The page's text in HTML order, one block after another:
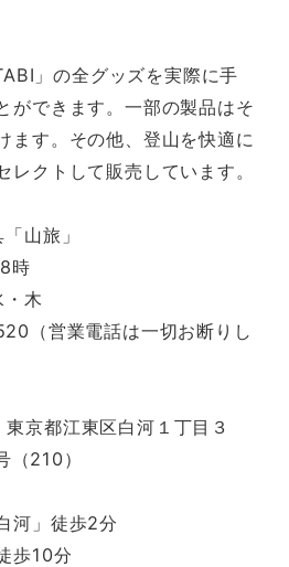
」の全グッズを実際に手
ができます。一部の製品はそ
ます。その他、登山を快適に
レクトして販売しています。
山旅」
時
・木
（営業電話は一切お断りし
京都江東区白河１丁目３
210）
河」徒歩2分
歩10分